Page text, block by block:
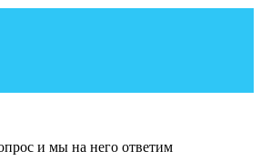
и мы на него ответим